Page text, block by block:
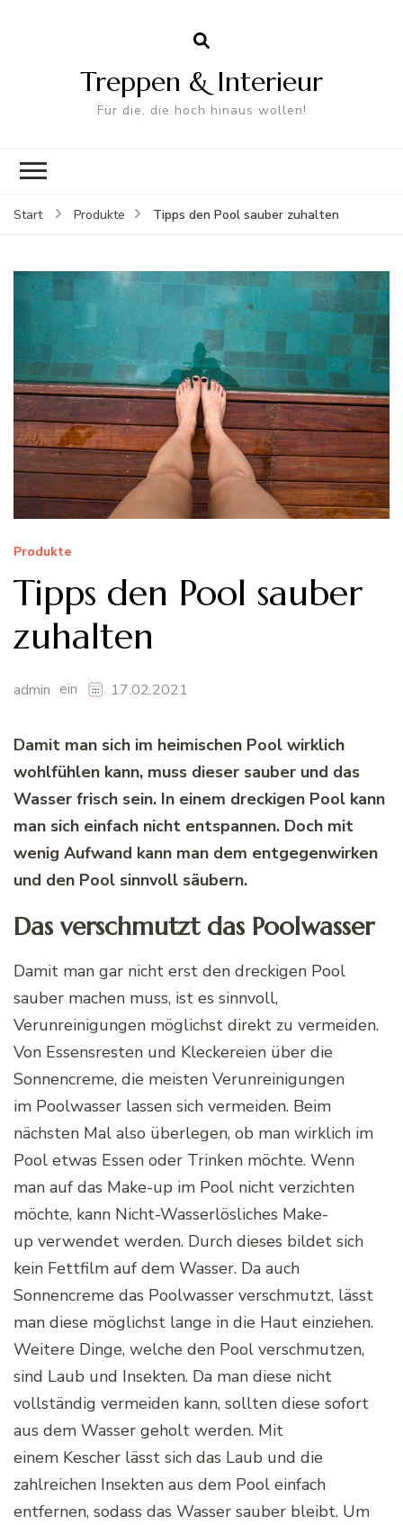
Treppen & Interieur
Für die, die hoch hinaus wollen!
Start Produkte Tipps den Pool sauber zuhalten
Produkte
Tipps den Pool sauber
zuhalten
admin ein 17.02.2021
Damit man sich im heimischen Pool wirklich
wohlfühlen kann, muss dieser sauber und das
Wasser frisch sein. In einem dreckigen Pool kann
man sich einfach nicht entspannen. Doch mit
wenig Aufwand kann man dem entgegenwirken
und den Pool sinnvoll säubern.
Das verschmutzt das Poolwasser
Damit man gar nicht erst den dreckigen Pool
sauber machen muss, ist es sinnvoll,
Verunreinigungen möglichst direkt zu vermeiden.
Von Essensresten und Kleckereien über die
Sonnencreme, die meisten Verunreinigungen
im Poolwasser lassen sich vermeiden. Beim
nächsten Mal also überlegen, ob man wirklich im
Pool etwas Essen oder Trinken möchte. Wenn
man auf das Make-up im Pool nicht verzichten
möchte, kann Nicht-Wasserlösliches Make-
up verwendet werden. Durch dieses bildet sich
kein Fettfilm auf dem Wasser. Da auch
Sonnencreme das Poolwasser verschmutzt, lässt
man diese möglichst lange in die Haut einziehen.
Weitere Dinge, welche den Pool verschmutzen,
sind Laub und Insekten. Da man diese nicht
vollständig vermeiden kann, sollten diese sofort
aus dem Wasser geholt werden. Mit
einem Kescher lässt sich das Laub und die
zahlreichen Insekten aus dem Pool einfach
entfernen, sodass das Wasser sauber bleibt. Um